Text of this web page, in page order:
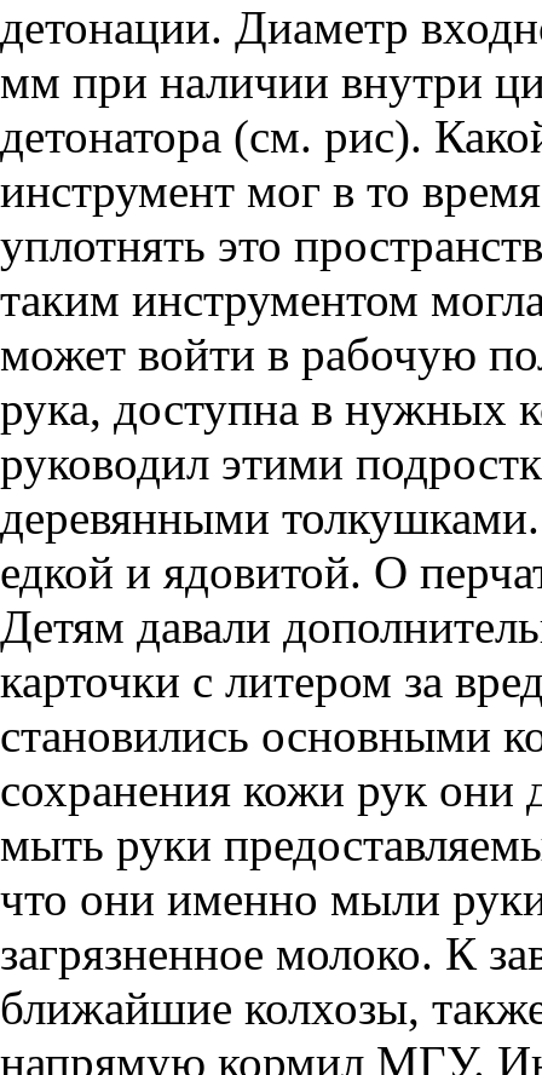
детонации. Диаметр
мм при наличии внутри
детонатора (см. рис).
инструмент мог в то
уплотнять это
таким инструментом
может войти в рабочую
рука, доступна в нужных
руководил этими
деревянными
едкой и ядовитой. О
Детям давали
карточки с литером за
становились основными
сохранения кожи рук
мыть руки
что они именно мыли
загрязненное молоко. К
ближайшие колхозы,
напрямую кормил МГУ.